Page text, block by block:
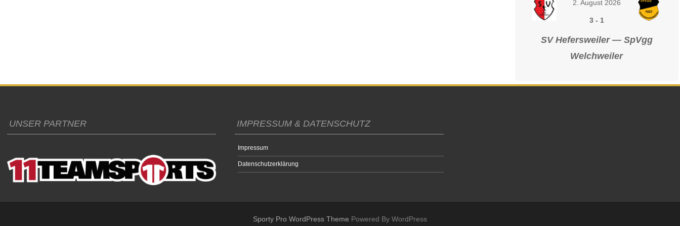
2. August 2026
3- 1
SV Hefersweiler — SpVgg
Welchweiler
UNSER PARTNER IMPRESSUM & DATENSCHUTZ
Impressum
Datenschutzerklärung
Sporty Pro WordPress Theme Powered By WordPress